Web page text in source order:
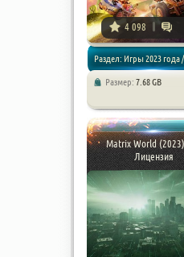
4 098
Раздел: Игры 2023 года /
Размер: 7.68 GB
Matrix World
Лицензия